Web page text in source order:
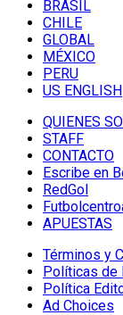
BRASIL
CHILE
GLOBAL
MÉXICO
PERU
US ENGLISH
QUIENES
STAFF
CONTACTO
Escribe en
RedGol
APUESTAS
Términos y
Políticas de
Política
Ad Choices